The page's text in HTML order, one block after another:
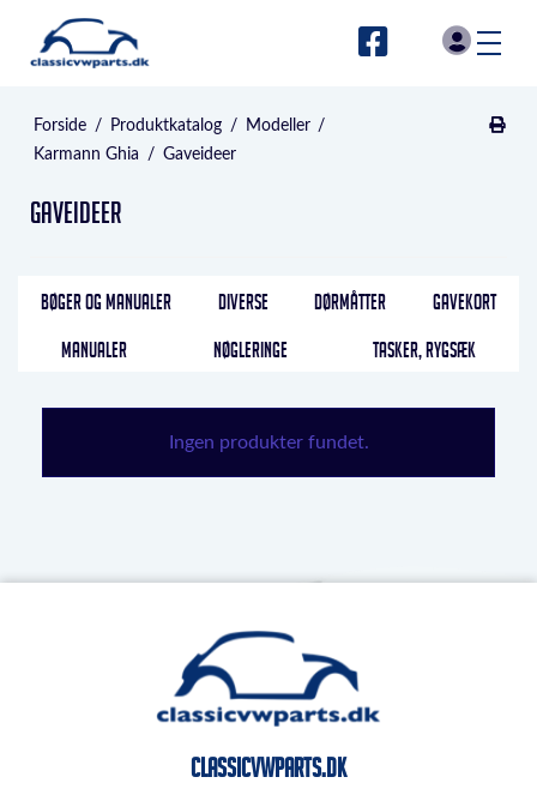
Forside / Produktkatalog / Modeller /
Karmann Ghia
/ Gaveideer
Gaveideer
BØGER OG MANUALER DIVERSE DØRMÅTTER
GAVEKORT
MANUALER
NØGLERINGE TASKER, RYGSÆK
Ingen produkter fundet.
ClassicVWParts.dk